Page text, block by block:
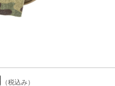
（税込み）